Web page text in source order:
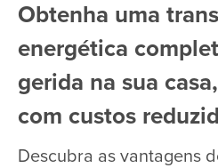
Obtenha uma
energética
gerida na sua
com custos
Descubra as vantagens